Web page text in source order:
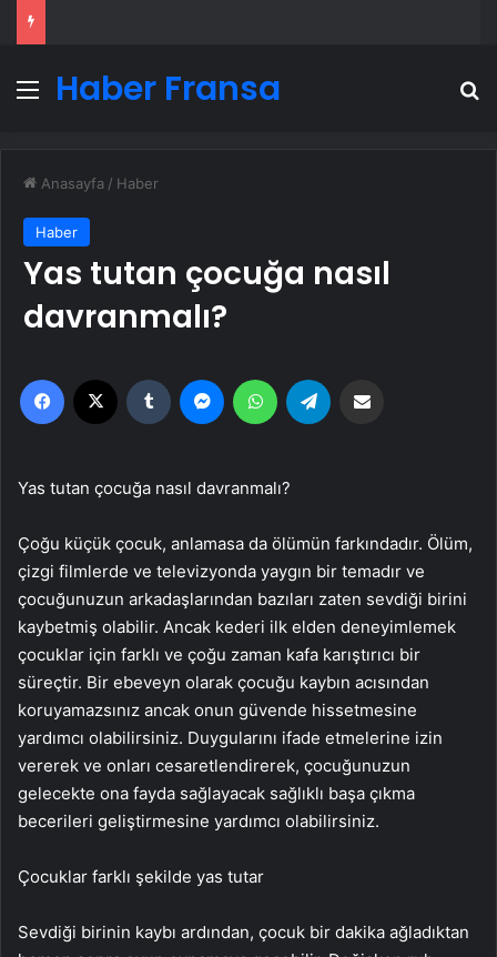
Menü
Haber Fransa
Anasayfa / Haber
Haber
Yas tutan çocuğa nasıl
davranmalı?
Facebook Tumblr MessengerWhatsApp
Yas tutan çocuğa nasıl davranmalı?
Çoğu küçük çocuk, anlamasa da ölümün farkındadır. Ölüm,
çizgi filmlerde ve televizyonda yaygın bir temadır ve
çocuğunuzun arkadaşlarından bazıları zaten sevdiği birini
kaybetmiş olabilir. Ancak kederi ilk elden deneyimlemek
çocuklar için farklı ve çoğu zaman kafa karıştırıcı bir
süreçtir. Bir ebeveyn olarak çocuğu kaybın acısından
koruyamazsınız ancak onun güvende hissetmesine
yardımcı olabilirsiniz. Duygularını ifade etmelerine izin
vererek ve onları cesaretlendirerek, çocuğunuzun
gelecekte ona fayda sağlayacak sağlıklı başa çıkma
becerileri geliştirmesine yardımcı olabilirsiniz.
Çocuklar farklı şekilde yas tutar
Sevdiği birinin kaybı ardından, çocuk bir dakika ağladıktan